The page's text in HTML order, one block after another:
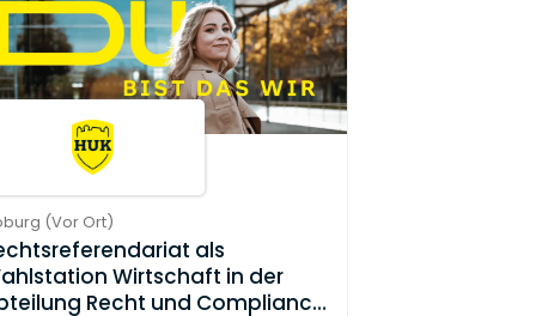
(Vor Ort)
als
Wirtschaft in der
Recht und Compliance